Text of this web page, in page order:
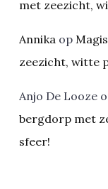
met zeezicht,
Annika op
zeezicht, witte
Anjo De Looze
bergdorp met
sfeer!